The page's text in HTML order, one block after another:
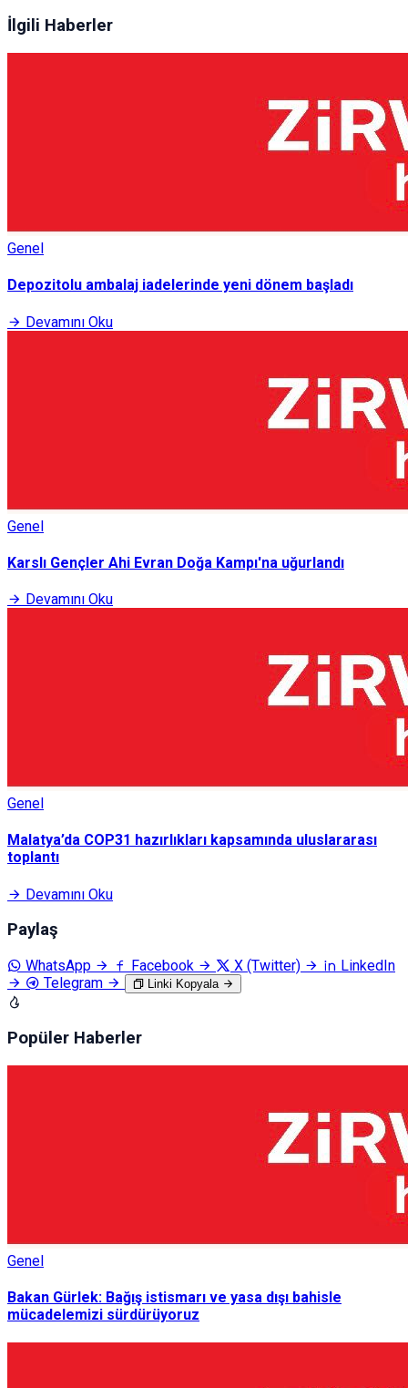
İlgili Haberler
Genel
Depozitolu ambalaj iadelerinde yeni dönem başladı
Devamını Oku
Genel
Karslı Gençler Ahi Evran Doğa Kampı'na uğurlandı
Devamını Oku
Genel
Malatya’da COP31 hazırlıkları kapsamında uluslararası
toplantı
Devamını Oku
Paylaş
WhatsApp Facebook X (Twitter)
LinkedIn
Telegram
Linki Kopyala
Popüler Haberler
Genel
Bakan Gürlek: Bağış istismarı ve yasa dışı bahisle
mücadelemizi sürdürüyoruz